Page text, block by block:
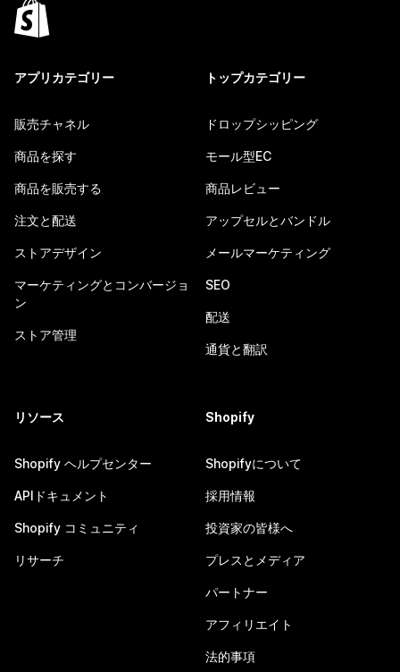
アプリカテゴリー
販売チャネル
商品を探す
商品を販売する
注文と配送
ストアデザイン
マーケティングとコンバージョ
ン
ストア管理
トップカテゴリー
ドロップシッピング
モール型EC
商品レビュー
アップセルとバンドル
メールマーケティング
SEO
配送
通貨と翻訳
リソース
Shopify ヘルプセンター
APIドキュメント
Shopify コミュニティ
リサーチ
Shopify
Shopifyについて
採用情報
投資家の皆様へ
プレスとメディア
パートナー
アフィリエイト
法的事項